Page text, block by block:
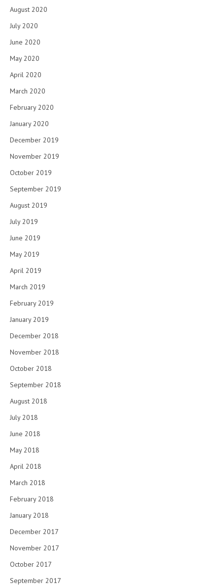
August 2020
July 2020
June 2020
May 2020
April 2020
March 2020
February 2020
January 2020
December 2019
November 2019
October 2019
September 2019
August 2019
July 2019
June 2019
May 2019
April 2019
March 2019
February 2019
January 2019
December 2018
November 2018
October 2018
September 2018
August 2018
July 2018
June 2018
May 2018
April 2018
March 2018
February 2018
January 2018
December 2017
November 2017
October 2017
September 2017